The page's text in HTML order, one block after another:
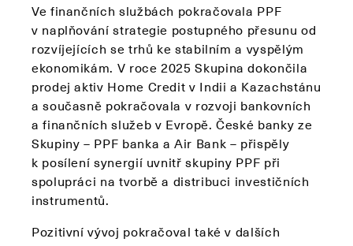
Ve finančních službách pokračovala PPF
v naplňování strategie postupného přesunu od
rozvíjejících se trhů ke stabilním a vyspělým
ekonomikám. V roce 2025 Skupina dokončila
prodej aktiv Home Credit v Indii a Kazachstánu
a současně pokračovala v rozvoji bankovních
a finančních služeb v Evropě. České banky ze
Skupiny – PPF banka a Air Bank – přispěly
k posílení synergií uvnitř skupiny PPF při
spolupráci na tvorbě a distribuci investičních
instrumentů.
Pozitivní vývoj pokračoval také v dalších